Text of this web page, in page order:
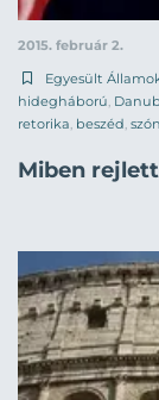
2015. február 2.
Egyesült
hidegháború,
retorika, beszéd,
Miben